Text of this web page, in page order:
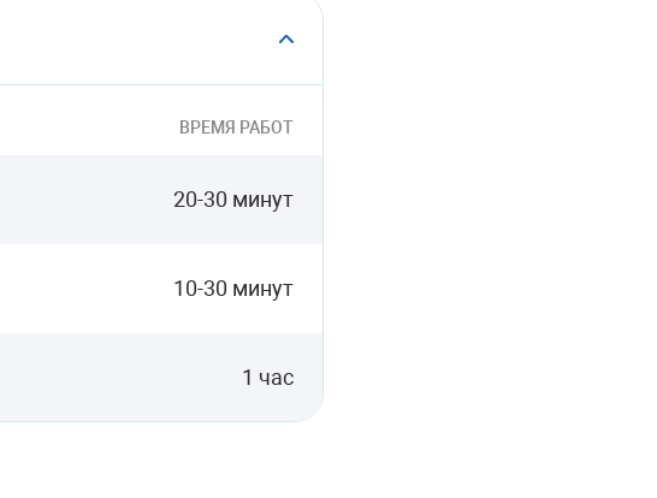
ВРЕМЯ РАБОТ
20-30 минут
10-30 минут
1 час